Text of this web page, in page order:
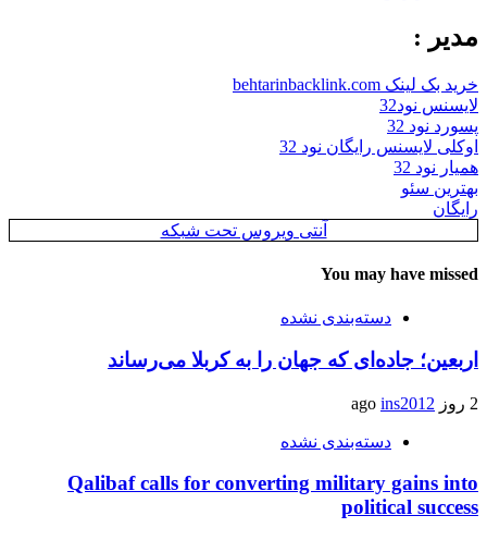
مدیر :
خرید بک لینک behtarinbacklink.com
لایسنس نود32
پسورد نود 32
اوکلی لایسنس رایگان نود 32
همیار نود 32
بهترین سئو
رایگان
آنتی ویروس تحت شبکه
You may have missed
دسته‌بندی نشده
اربعین؛ جاده‌ای که جهان را به کربلا می‌رساند
2 روز ago ins2012
دسته‌بندی نشده
Qalibaf calls for converting military gains into
political success